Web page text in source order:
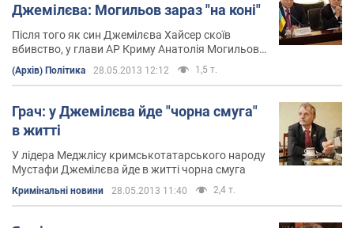
Джемілєва: Могильов зараз "на коні"
Після того як син Джемілєва Хайсер скоїв
вбивство, у глави АР Криму Анатолія Могильова
"розв'язані руки"
(Архів) Політика 28.05.2013 12:12 1,5 т.
Грач: у Джемілєва йде "чорна смуга"
в житті
У лідера Меджлісу кримськотатарського народу
Мустафи Джемілєва йде в житті чорна смуга
Кримінальні новини 28.05.2013 11:40 2,4 т.